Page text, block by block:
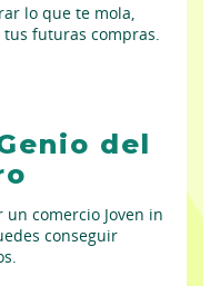
lo que te mola,
tus futuras compras.
del
comercio Joven in
conseguir